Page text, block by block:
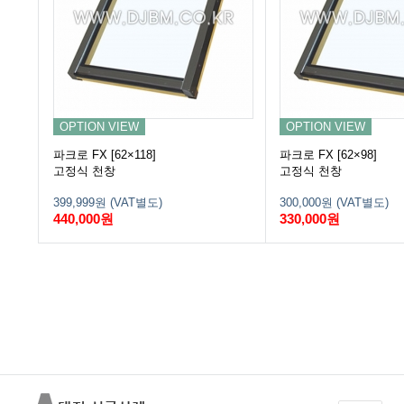
OPTION VIEW
파크로 FX [62×118]
고정식 천창
399,999원 (VAT별도)
440,000원
OPTION VIEW
파크로 FX [62×98]
고정식 천창
300,000원 (VAT별도)
330,000원